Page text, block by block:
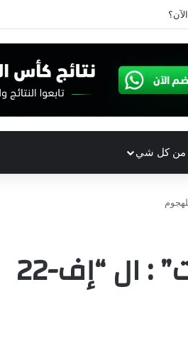
من كل شي
مصدر في البنتاغون ل”بيروت بوست” : ال “إف-22